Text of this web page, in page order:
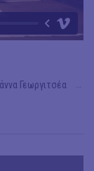
Γεωργιτσέα